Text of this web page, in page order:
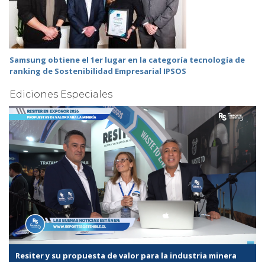
Samsung obtiene el 1er lugar en la categoría tecnología de
ranking de Sostenibilidad Empresarial IPSOS
Ediciones Especiales
Resiter y su propuesta de valor para la industria minera